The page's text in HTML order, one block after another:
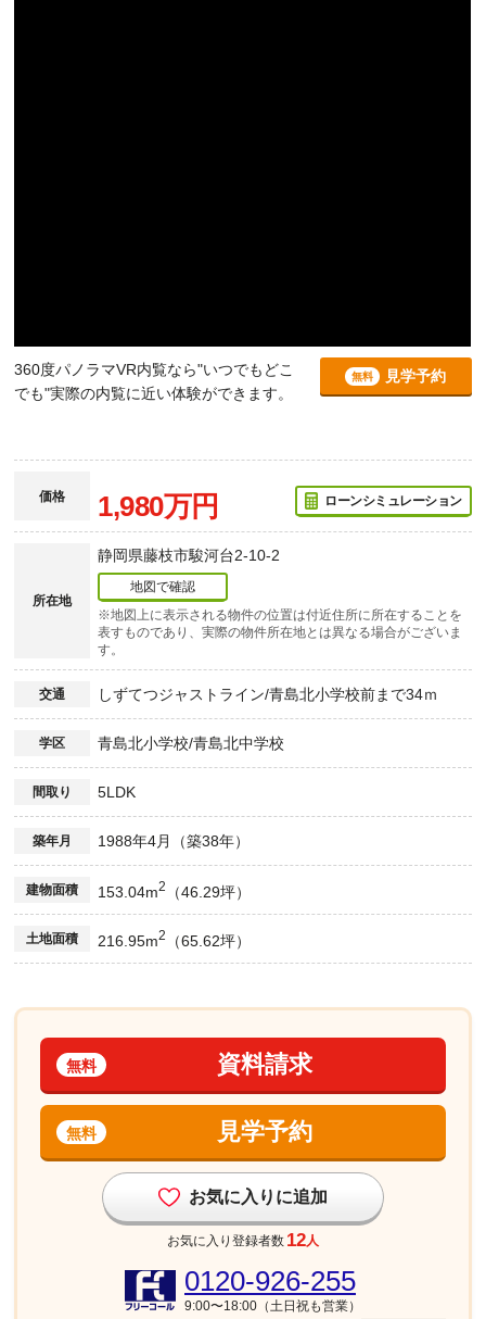
360度パノラマVR内覧なら"いつでもどこ
でも"実際の内覧に近い体験ができます。
無料 見学予約
価格 1,980万円 ローンシミュレーション
所在地
静岡県藤枝市駿河台2-10-2
地図で確認
※地図上に表示される物件の位置は付近住所に所在することを
表すものであり、実際の物件所在地とは異なる場合がございま
す。
交通 しずてつジャストライン/青島北小学校前まで34ｍ
学区 青島北小学校/青島北中学校
間取り 5LDK
築年月 1988年4月（築38年）
建物面積 153.04m2 （46.29坪）
土地面積 216.95m2 （65.62坪）
資料請求
無料
見学予約
無料
お気に入りに追加
お気に入り登録者数 12人
0120-926-255
9:00〜18:00（土日祝も営業）